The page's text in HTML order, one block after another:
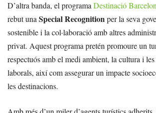
D’altra banda, el programa Destinació
rebut una Special Recognitionper la seva
sostenible i la col·laboració amb altres
privat. Aquest programa pretén promoure un
respectuós amb el medi ambient, la cultura i
laborals, així com assegurar un impacte
les destinacions.